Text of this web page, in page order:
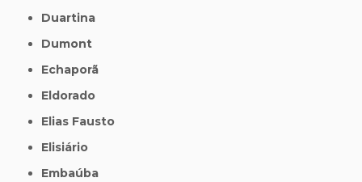
Duartina
Dumont
Echaporã
Eldorado
Elias Fausto
Elisiário
Embaúba